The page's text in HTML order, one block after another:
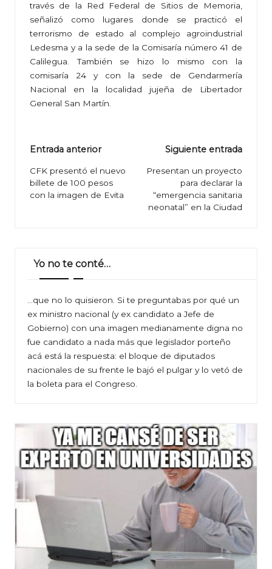
través de la Red Federal de Sitios de Memoria,
señalizó como lugares donde se practicó el
terrorismo de estado al complejo agroindustrial
Ledesma y a la sede de la Comisaría número 41 de
Calilegua. También se hizo lo mismo con la
comisaría 24 y con la sede de Gendarmería
Nacional en la localidad jujeña de Libertador
General San Martín.
Navegación
de
entradas
Entrada anterior
CFK presentó el nuevo
billete de 100 pesos
con la imagen de Evita
Siguiente entrada
Presentan un proyecto
para declarar la
“emergencia sanitaria
neonatal” en la Ciudad
Yo no te conté…
…que no lo quisieron. Si te preguntabas por qué un
ex ministro nacional (y ex candidato a Jefe de
Gobierno) con una imagen medianamente digna no
fue candidato a nada más que legislador porteño
acá está la respuesta: el bloque de diputados
nacionales de su frente le bajó el pulgar y lo vetó de
la boleta para el Congreso.